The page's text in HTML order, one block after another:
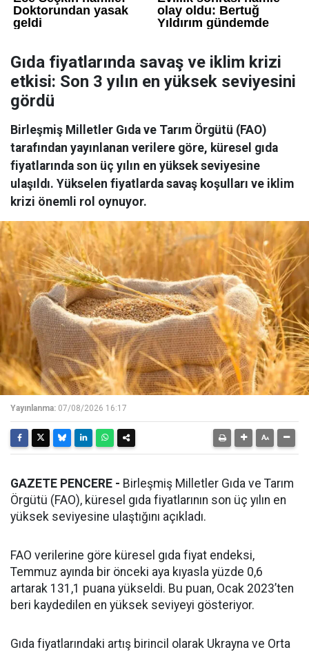
Gıda fiyatlarında savaş ve iklim krizi
etkisi: Son 3 yılın en yüksek seviyesini
gördü
Birleşmiş Milletler Gıda ve Tarım Örgütü (FAO)
tarafından yayınlanan verilere göre, küresel gıda
fiyatlarında son üç yılın en yüksek seviyesine
ulaşıldı. Yükselen fiyatlarda savaş koşulları ve iklim
krizi önemli rol oynuyor.
Yayınlanma: 07/08/2026 16:17
GAZETE PENCERE - Birleşmiş Milletler Gıda ve Tarım
Örgütü (FAO), küresel gıda fiyatlarının son üç yılın en
yüksek seviyesine ulaştığını açıkladı.
FAO verilerine göre küresel gıda fiyat endeksi,
Temmuz ayında bir önceki aya kıyasla yüzde 0,6
artarak 131,1 puana yükseldi. Bu puan, Ocak 2023’ten
beri kaydedilen en yüksek seviyeyi gösteriyor.
Gıda fiyatlarındaki artış birincil olarak Ukrayna ve Orta